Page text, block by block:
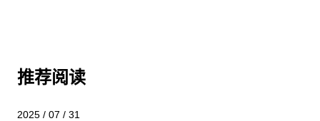
推荐阅读
2025 / 07 / 31